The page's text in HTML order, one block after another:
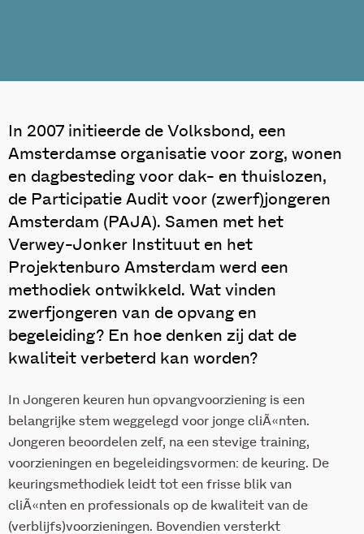
In 2007 initieerde de Volksbond, een
Amsterdamse organisatie voor zorg, wonen
en dagbesteding voor dak- en thuislozen,
de Participatie Audit voor (zwerf)jongeren
Amsterdam (PAJA). Samen met het
Verwey-Jonker Instituut en het
Projektenburo Amsterdam werd een
methodiek ontwikkeld. Wat vinden
zwerfjongeren van de opvang en
begeleiding? En hoe denken zij dat de
kwaliteit verbeterd kan worden?
In Jongeren keuren hun opvangvoorziening is een
belangrijke stem weggelegd voor jonge cliÃ«nten.
Jongeren beoordelen zelf, na een stevige training,
voorzieningen en begeleidingsvormen: de keuring. De
keuringsmethodiek leidt tot een frisse blik van
cliÃ«nten en professionals op de kwaliteit van de
(verblijfs)voorzieningen. Bovendien versterkt